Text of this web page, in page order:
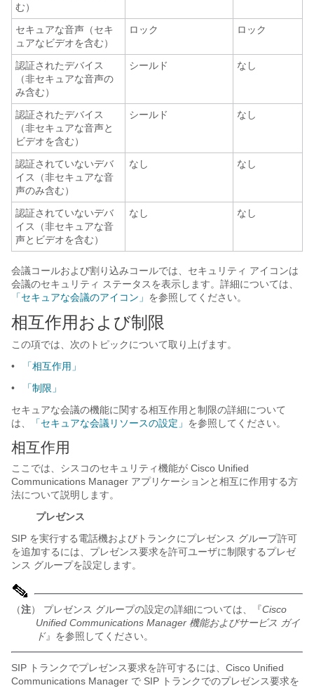
む）
セキュアな音声（セキ
ュアなビデオを含む）
ロック ロック
認証されたデバイス
（非セキュアな音声の
み含む）
シールド なし
認証されたデバイス
（非セキュアな音声と
ビデオを含む）
シールド なし
認証されていないデバ
イス（非セキュアな音
声のみ含む）
なし なし
認証されていないデバ
イス（非セキュアな音
声とビデオを含む）
なし なし
会議コールおよび割り込みコールでは、セキュリティ アイコンは
会議のセキュリティ ステータスを表示します。詳細については、
「セキュアな会議のアイコン」 を参照してください。
相互作用および制限
この項では、次のトピックについて取り上げます。
•
「相互作用」
•
「制限」
セキュアな会議の機能に関する相互作用と制限の詳細について
は、
「セキュアな会議リソースの設定」 を参照してください。
相互作用
ここでは、シスコのセキュリティ機能が Cisco Unified
Communications Manager アプリケーションと相互に作用する方
法について説明します。
プレゼンス
SIP を実行する電話機およびトランクにプレゼンス グループ許可
を追加するには、プレゼンス要求を許可ユーザに制限するプレゼ
ンス グループを設定します。
（注） プレゼンス グループの設定の詳細については、『Cisco
Unified Communications Manager 機能およびサービス ガイ
ド』を参照してください。
SIP トランクでプレゼンス要求を許可するには、Cisco Unified
Communications Manager で SIP トランクでのプレゼンス要求を